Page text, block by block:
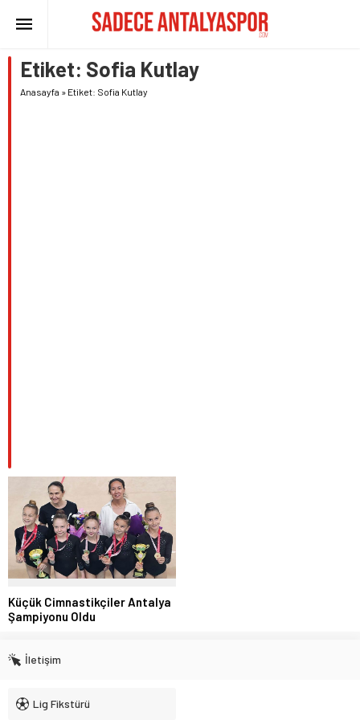
Etiket: Sofia Kutlay
Anasayfa » Etiket: Sofia Kutlay
Küçük Cimnastikçiler Antalya
Şampiyonu Oldu
İletişim
Lig Fikstürü